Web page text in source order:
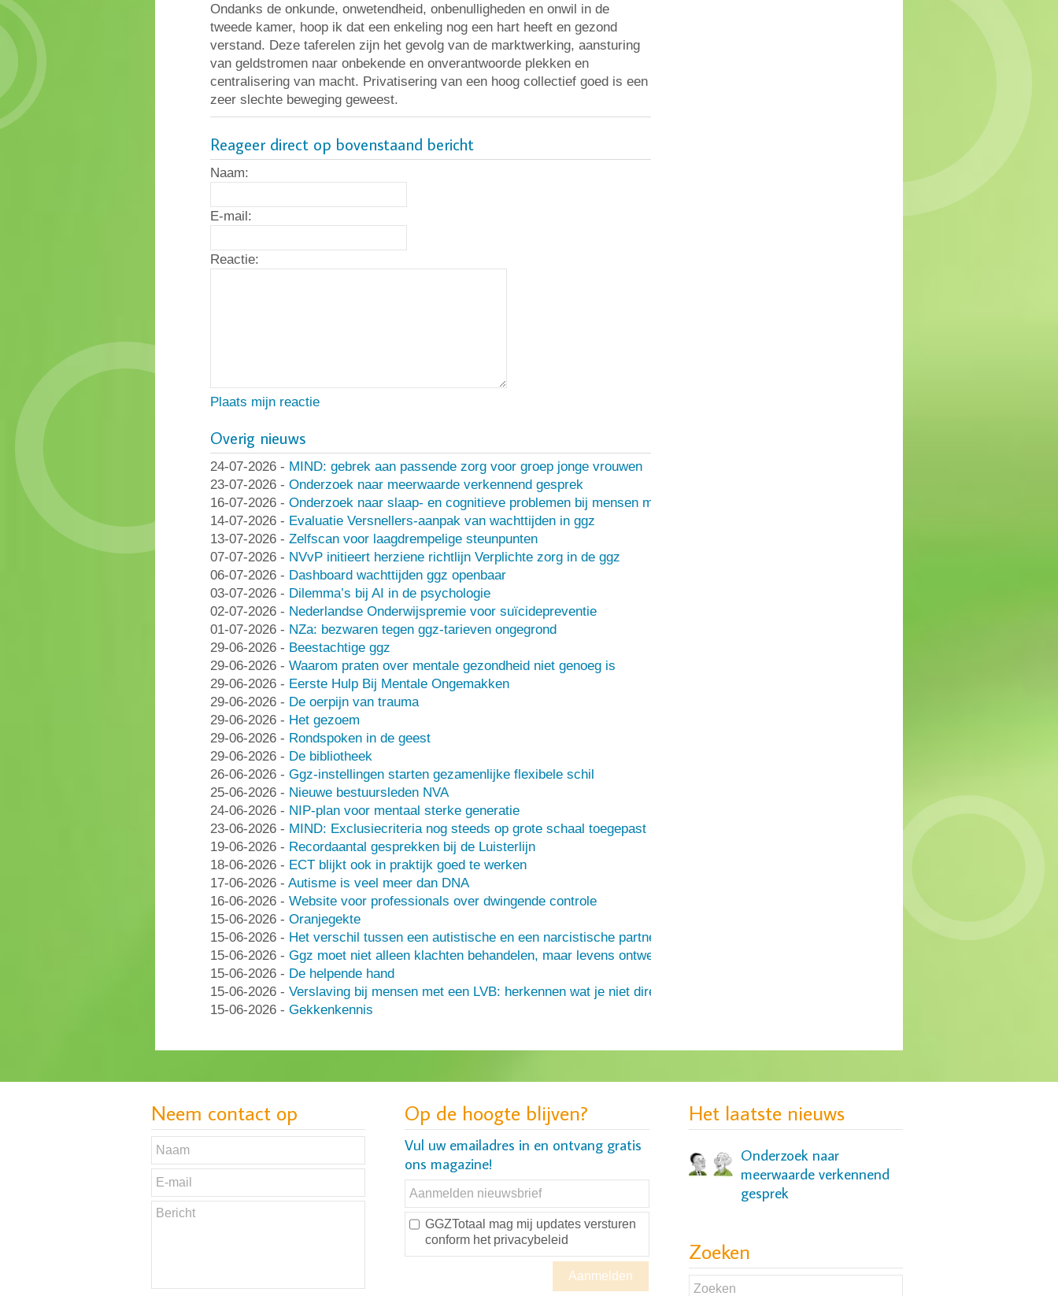
Ondanks de onkunde, onwetendheid, onbenulligheden en onwil in de
tweede kamer, hoop ik dat een enkeling nog een hart heeft en gezond
verstand. Deze taferelen zijn het gevolg van de marktwerking, aansturing
van geldstromen naar onbekende en onverantwoorde plekken en
centralisering van macht. Privatisering van een hoog collectief goed is een
zeer slechte beweging geweest.
Reageer direct op bovenstaand bericht
Naam:
E-mail:
Reactie:
Plaats mijn reactie
Overig nieuws
24-07-2026 - MIND: gebrek aan passende zorg voor groep jonge vrouwen
23-07-2026 - Onderzoek naar meerwaarde verkennend gesprek
16-07-2026 - Onderzoek naar slaap- en cognitieve problemen bij mensen met een depressie
14-07-2026 - Evaluatie Versnellers-aanpak van wachttijden in ggz
13-07-2026 - Zelfscan voor laagdrempelige steunpunten
07-07-2026 - NVvP initieert herziene richtlijn Verplichte zorg in de ggz
06-07-2026 - Dashboard wachttijden ggz openbaar
03-07-2026 - Dilemma’s bij AI in de psychologie
02-07-2026 - Nederlandse Onderwijspremie voor suïcidepreventie
01-07-2026 - NZa: bezwaren tegen ggz-tarieven ongegrond
29-06-2026 - Beestachtige ggz
29-06-2026 - Waarom praten over mentale gezondheid niet genoeg is
29-06-2026 - Eerste Hulp Bij Mentale Ongemakken
29-06-2026 - De oerpijn van trauma
29-06-2026 - Het gezoem
29-06-2026 - Rondspoken in de geest
29-06-2026 - De bibliotheek
26-06-2026 - Ggz-instellingen starten gezamenlijke flexibele schil
25-06-2026 - Nieuwe bestuursleden NVA
24-06-2026 - NIP-plan voor mentaal sterke generatie
23-06-2026 - MIND: Exclusiecriteria nog steeds op grote schaal toegepast
19-06-2026 - Recordaantal gesprekken bij de Luisterlijn
18-06-2026 - ECT blijkt ook in praktijk goed te werken
17-06-2026 - Autisme is veel meer dan DNA
16-06-2026 - Website voor professionals over dwingende controle
15-06-2026 - Oranjegekte
15-06-2026 - Het verschil tussen een autistische en een narcistische partner
15-06-2026 - Ggz moet niet alleen klachten behandelen, maar levens ontwerpen
15-06-2026 - De helpende hand
15-06-2026 - Verslaving bij mensen met een LVB: herkennen wat je niet direct ziet
15-06-2026 - Gekkenkennis
Neem contact op Op de hoogte blijven?
Vul uw emailadres in en ontvang gratis
ons magazine!
GGZTotaal mag mij updates versturen
conform het privacybeleid
Het laatste nieuws
MIND: gebrek aan
Onderzoek naar
meerwaarde verkennend
gesprek
Onderzoek naar slaap- en
cognitieve problemen bij
Zoeken